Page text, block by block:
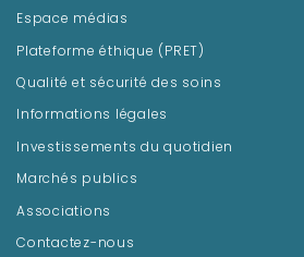
Espace médias
Plateforme éthique (PRET)
Qualité et sécurité des soins
Informations légales
Investissements du quotidien
Marchés publics
Associations
Contactez-nous